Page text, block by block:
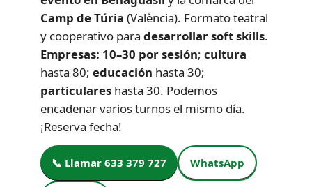
Camp de Túria (València). Formato teatral
y cooperativo para desarrollar soft skills.
Empresas: 10–30 por sesión; cultura
hasta 80; educación hasta 30;
particulares hasta 30. Podemos
encadenar varios turnos el mismo día.
¡Reserva fecha!
📞 Llamar 633 379 727 WhatsApp